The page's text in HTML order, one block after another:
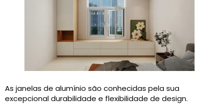
As janelas de alumínio são conhecidas pela sua
excepcional durabilidade e flexibilidade de design.